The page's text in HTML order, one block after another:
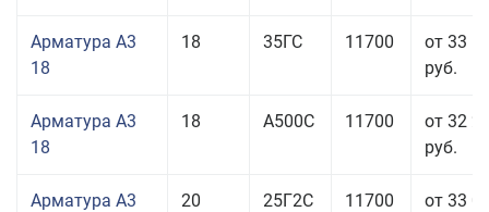
Арматура А3
18
18 35ГС 11700
от 33
руб.
Арматура А3
18
18 А500С 11700
от 32
руб.
Арматура А3
20 25Г2С 11700
от 33